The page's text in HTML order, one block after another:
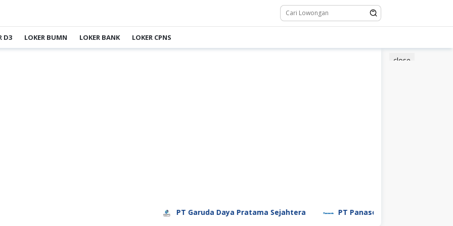
D3 LOKER BUMN LOKER BANK LOKER CPNS
close
PT Garuda Daya Pratama Sejahtera PT Panasonic Manufacturing Indonesia